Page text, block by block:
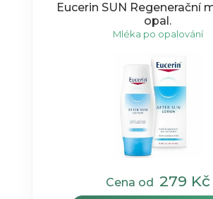
Eucerin SUN Regenerační
opal.
Mléka po opalování
Cena od 279 Kč